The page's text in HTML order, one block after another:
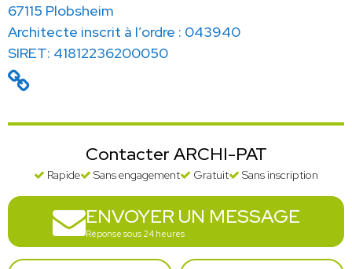
67115 Plobsheim
Architecte inscrit à l’ordre : 043940
SIRET: 41812236200050
Contacter ARCHI-PAT
Rapide Sans engagement Gratuit Sans inscription
ENVOYER UN MESSAGE
Réponse sous 24 heures